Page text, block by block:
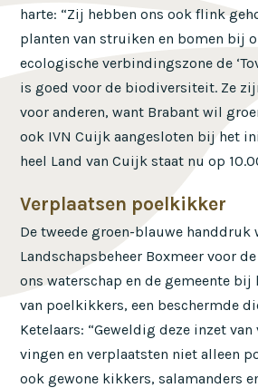
harte: “Zij hebben ons ook flink
planten van struiken en bomen bij
ecologische verbindingszone de
is goed voor de biodiversiteit. Ze
voor anderen, want Brabant wil
ook IVN Cuijk aangesloten bij het
heel Land van Cuijk staat nu op
Verplaatsen poelkikker
De tweede groen-blauwe
Landschapsbeheer Boxmeer voor
ons waterschap en de gemeente bij
van poelkikkers, een beschermde
Ketelaars: “Geweldig deze inzet
vingen en verplaatsten niet alleen
ook gewone kikkers, salamanders